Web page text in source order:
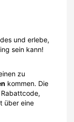
und erlebe,
sein kann!
zu
kommen. Die
über eine